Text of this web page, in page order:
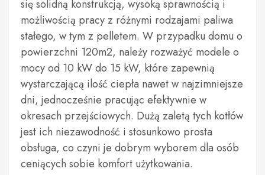
się solidną konstrukcją, wysoką sprawnością i
możliwością pracy z różnymi rodzajami paliwa
stałego, w tym z pelletem. W przypadku domu o
powierzchni 120m2, należy rozważyć modele o
mocy od 10 kW do 15 kW, które zapewnią
wystarczającą ilość ciepła nawet w najzimniejsze
dni, jednocześnie pracując efektywnie w
okresach przejściowych. Dużą zaletą tych kotłów
jest ich niezawodność i stosunkowo prosta
obsługa, co czyni je dobrym wyborem dla osób
ceniących sobie komfort użytkowania.